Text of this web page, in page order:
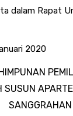
dalam Rapat
2020
SANGGRAHAN